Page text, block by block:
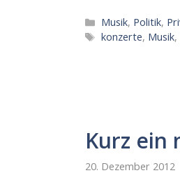
Kategorien
Musik, Politik,
Schlagwörter
konzerte, Musik,
Kurz ein
20. Dezember 2012